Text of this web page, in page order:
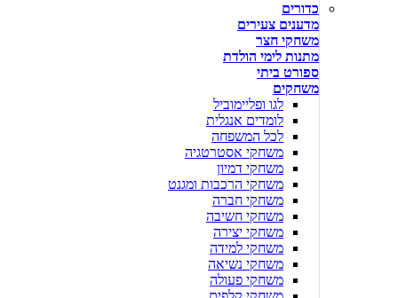
כדורים
מדענים צעירים
משחקי חצר
מתנות לימי הולדת
ספורט ביתי
משחקים
לגו ופליימוביל
לומדים אנגלית
לכל המשפחה
משחקי אסטרטגיה
משחקי דמיון
משחקי הרכבות ומגנט
משחקי חברה
משחקי חשיבה
משחקי יצירה
משחקי למידה
משחקי נשיאה
משחקי פעולה